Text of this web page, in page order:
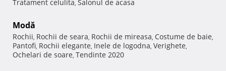
Tratament celulita, Salonul de acasa
Modă
Rochii, Rochii de seara, Rochii de mireasa, Costume de baie,
Pantofi, Rochii elegante, Inele de logodna, Verighete,
Ochelari de soare, Tendinte 2020